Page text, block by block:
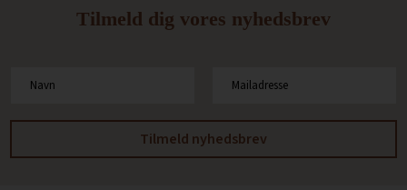
Tilmeld dig vores nyhedsbrev